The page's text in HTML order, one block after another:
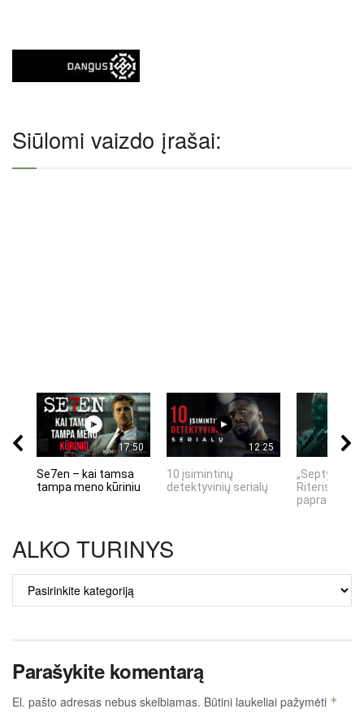
Siūlomi vaizdo įrašai:
17:50
Se7en – kai tamsa
tampa meno kūriniu
12:25
10 įsimintinų
detektyvinių serialų
„Septynių
Riteris" – kai
ALKO TURINYS
ALKO
TURINYS
Parašykite komentarą
El. pašto adresas nebus skelbiamas. Būtini laukeliai pažymėti *